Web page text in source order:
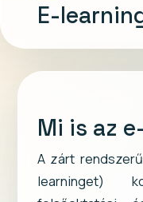
E-
Mi is az
A zárt
learninget)